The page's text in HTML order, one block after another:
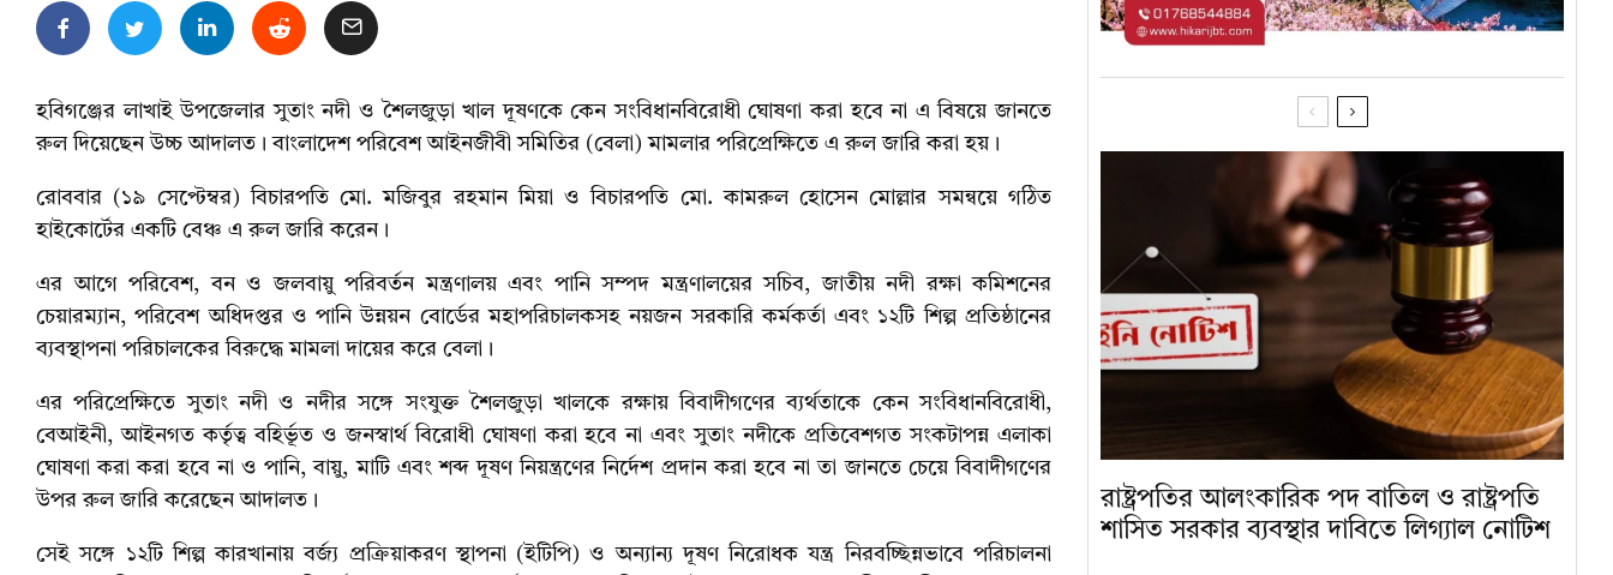
হবিগঞ্জের লাখাই উপজেলার সুতাং নদী ও শৈলজুড়া খাল দূষণকে কেন সংবিধানবিরোধী ঘোষণা করা হবে না এ বিষয়ে জানতে
রুল দিয়েছেন উচ্চ আদালত। বাংলাদেশ পরিবেশ আইনজীবী সমিতির (বেলা) মামলার পরিপ্রেক্ষিতে এ রুল জারি করা হয়।
রোববার (১৯ সেপ্টেম্বর) বিচারপতি মো. মজিবুর রহমান মিয়া ও বিচারপতি মো. কামরুল হোসেন মোল্লার সমন্বয়ে গঠিত
হাইকোর্টের একটি বেঞ্চ এ রুল জারি করেন।
এর আগে পরিবেশ, বন ও জলবায়ু পরিবর্তন মন্ত্রণালয় এবং পানি সম্পদ মন্ত্রণালয়ের সচিব, জাতীয় নদী রক্ষা কমিশনের
চেয়ারম্যান, পরিবেশ অধিদপ্তর ও পানি উন্নয়ন বোর্ডের মহাপরিচালকসহ নয়জন সরকারি কর্মকর্তা এবং ১২টি শিল্প প্রতিষ্ঠানের
ব্যবস্থাপনা পরিচালকের বিরুদ্ধে মামলা দায়ের করে বেলা।
এর পরিপ্রেক্ষিতে সুতাং নদী ও নদীর সঙ্গে সংযুক্ত শৈলজুড়া খালকে রক্ষায় বিবাদীগণের ব্যর্থতাকে কেন সংবিধানবিরোধী,
বেআইনী, আইনগত কর্তৃত্ব বহির্ভূত ও জনস্বার্থ বিরোধী ঘোষণা করা হবে না এবং সুতাং নদীকে প্রতিবেশগত সংকটাপন্ন এলাকা
ঘোষণা করা করা হবে না ও পানি, বায়ু, মাটি এবং শব্দ দূষণ নিয়ন্ত্রণের নির্দেশ প্রদান করা হবে না তা জানতে চেয়ে বিবাদীগণের
উপর রুল জারি করেছেন আদালত।
সেই সঙ্গে ১২টি শিল্প কারখানায় বর্জ্য প্রক্রিয়াকরণ স্থাপনা (ইটিপি) ও অন্যান্য দূষণ নিরোধক যন্ত্র নিরবচ্ছিন্নভাবে পরিচালনা
রাষ্ট্রপতির আলংকারিক পদ বাতিল ও রাষ্ট্রপতি
শাসিত সরকার ব্যবস্থার দাবিতে লিগ্যাল নোটিশ